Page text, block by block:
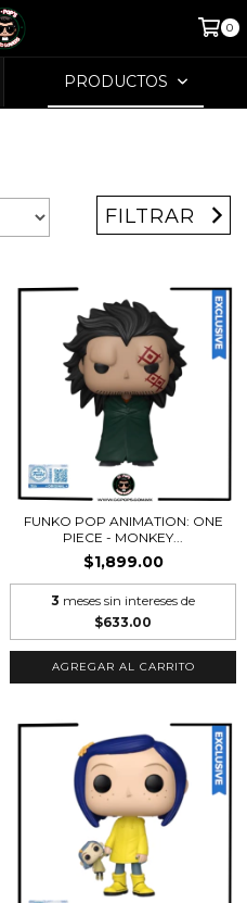
0
PRODUCTOS
FILTRAR
FUNKO POP ANIMATION: ONE
PIECE - MONKEY...
$1,899.00
3 meses sin intereses de
$633.00